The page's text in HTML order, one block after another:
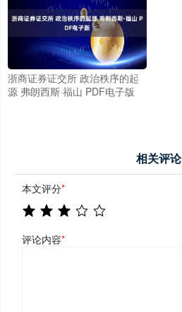
浙商证券证交所 政治秩序的起
源 弗朗西斯·福山 PDF电子版
相关评论
本文评分*
评论内容*